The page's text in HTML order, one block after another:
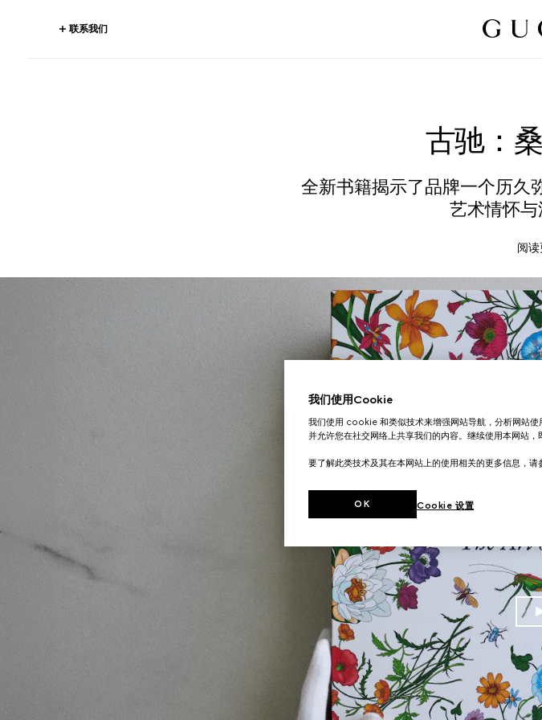
联系我们
古驰：
全新书籍揭示了品牌一个历久
艺术情怀与
阅
我们使用Cookie
我们使用 cookie 和类似技术来增强网站导航，分析网站使
并允许您在社交网络上共享我们的内容。继续使用本网站，
要了解此类技术及其在本网站上的使用相关的更多信息，请
Cookie 设置
OK